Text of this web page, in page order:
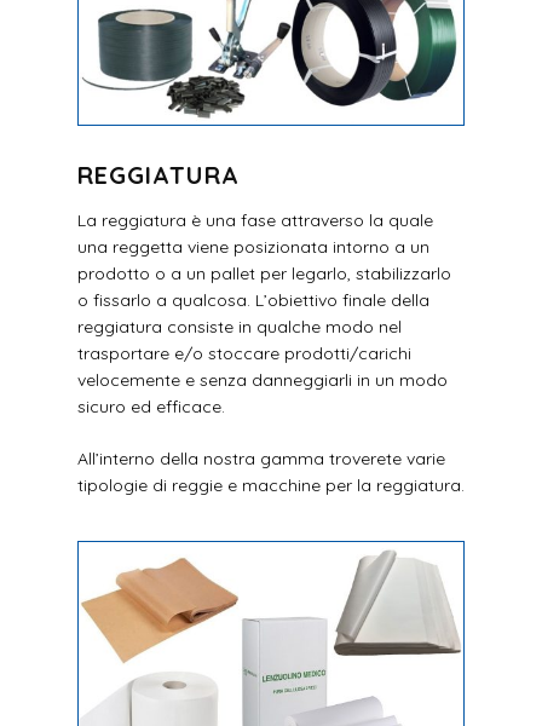
REGGIATURA
La reggiatura è una fase attraverso la quale
una reggetta viene posizionata intorno a un
prodotto o a un pallet per legarlo, stabilizzarlo
o fissarlo a qualcosa. L’obiettivo finale della
reggiatura consiste in qualche modo nel
trasportare e/o stoccare prodotti/carichi
velocemente e senza danneggiarli in un modo
sicuro ed efficace.
All’interno della nostra gamma troverete varie
tipologie di reggie e macchine per la reggiatura.